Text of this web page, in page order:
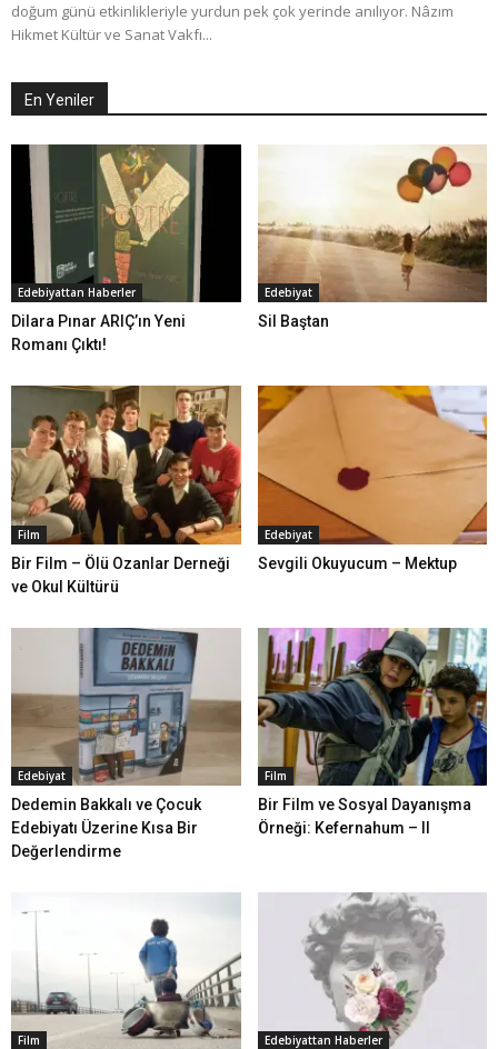
doğum günü etkinlikleriyle yurdun pek çok yerinde anılıyor. Nâzım
Hikmet Kültür ve Sanat Vakfı...
En Yeniler
Edebiyattan Haberler
Dilara Pınar ARIÇ’ın Yeni
Romanı Çıktı!
Edebiyat
Sil Baştan
Film
Bir Film – Ölü Ozanlar Derneği
ve Okul Kültürü
Edebiyat
Sevgili Okuyucum – Mektup
Edebiyat
Dedemin Bakkalı ve Çocuk
Edebiyatı Üzerine Kısa Bir
Değerlendirme
Film
Bir Film ve Sosyal Dayanışma
Örneği: Kefernahum – II
Film Edebiyattan Haberler